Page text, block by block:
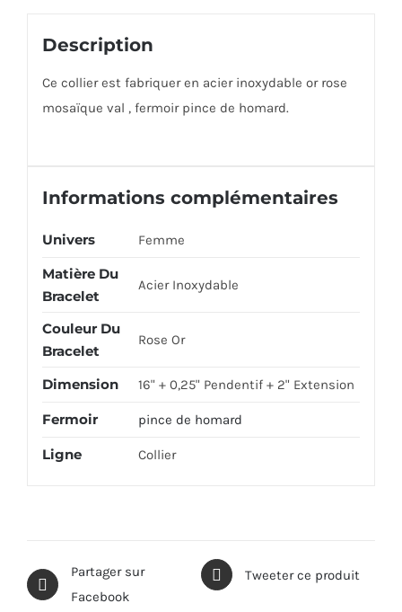
Description
Ce collier est fabriquer en acier inoxydable or rose
mosaïque val , fermoir pince de homard.
Informations complémentaires
Univers Femme
Matière Du
Bracelet
Acier Inoxydable
Couleur Du
Bracelet
Rose Or
Dimension 16" + 0,25" Pendentif + 2" Extension
Fermoir pince de homard
Ligne Collier
Partager sur
Facebook
Tweeter ce produit